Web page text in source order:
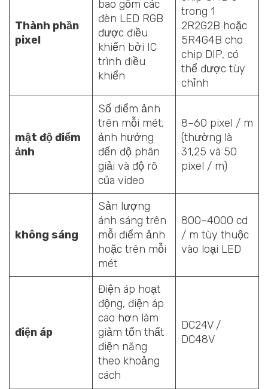
Thành phần
pixel
bao gồm các
đèn LED RGB
được điều
khiển bởi IC
trình điều
khiển
trong 1
2R2G2B hoặc
5R4G4B cho
chip DIP, có
thể được tùy
chỉnh
mật độ điểm
ảnh
Số điểm ảnh
trên mỗi mét,
ảnh hưởng
đến độ phân
giải và độ rõ
của video
8–60 pixel / m
(thường là
31,25 và 50
pixel / m)
không sáng
Sản lượng
ánh sáng trên
mỗi điểm ảnh
hoặc trên mỗi
mét
800–4000 cd
/ m tùy thuộc
vào loại LED
điện áp
Điện áp hoạt
động, điện áp
cao hơn làm
giảm tổn thất
điện năng
theo khoảng
cách
DC24V /
DC48V